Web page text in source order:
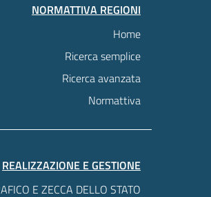
NORMATTIVA REGIONI
Home
Ricerca semplice
Ricerca avanzata
Normattiva
REALIZZAZIONE E GESTIONE
E ZECCA DELLO STATO